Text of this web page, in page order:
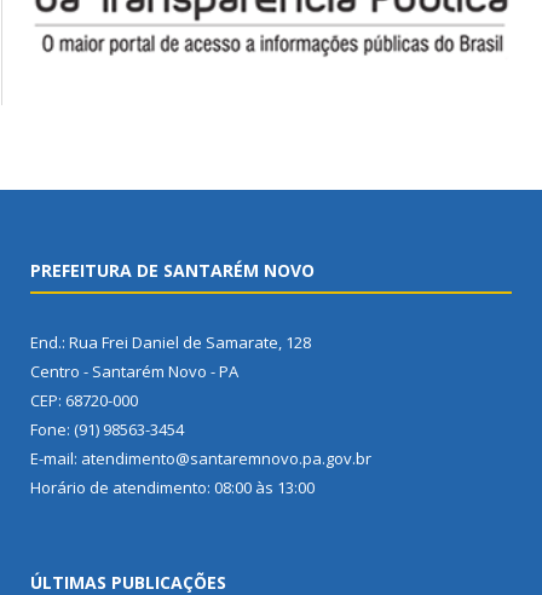
PREFEITURA DE SANTARÉM NOVO
End.: Rua Frei Daniel de Samarate, 128
Centro - Santarém Novo - PA
CEP: 68720-000
Fone: (91) 98563-3454
E-mail: atendimento@santaremnovo.pa.gov.br
Horário de atendimento: 08:00 às 13:00
ÚLTIMAS PUBLICAÇÕES